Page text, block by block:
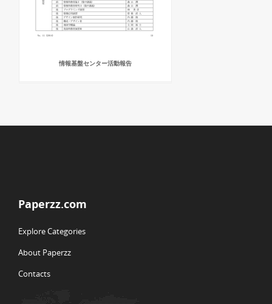
情報基盤センター活動報告
Paperzz.com
Explore Categories
About Paperzz
Contacts